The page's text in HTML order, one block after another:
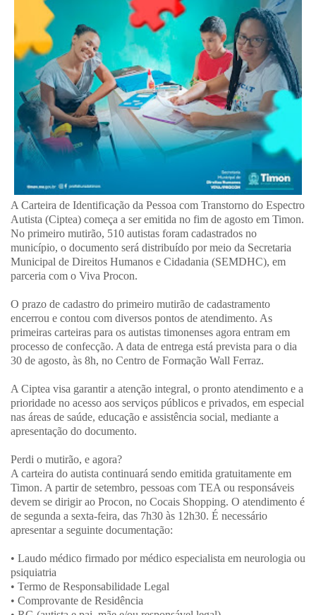
A Carteira de Identificação da Pessoa com Transtorno do Espectro
Autista (Ciptea) começa a ser emitida no fim de agosto em Timon.
No primeiro mutirão, 510 autistas foram cadastrados no
município, o documento será distribuído por meio da Secretaria
Municipal de Direitos Humanos e Cidadania (SEMDHC), em
parceria com o Viva Procon.
O prazo de cadastro do primeiro mutirão de cadastramento
encerrou e contou com diversos pontos de atendimento. As
primeiras carteiras para os autistas timonenses agora entram em
processo de confecção. A data de entrega está prevista para o dia
30 de agosto, às 8h, no Centro de Formação Wall Ferraz.
A Ciptea visa garantir a atenção integral, o pronto atendimento e a
prioridade no acesso aos serviços públicos e privados, em especial
nas áreas de saúde, educação e assistência social, mediante a
apresentação do documento.
Perdi o mutirão, e agora?
A carteira do autista continuará sendo emitida gratuitamente em
Timon. A partir de setembro, pessoas com TEA ou responsáveis
devem se dirigir ao Procon, no Cocais Shopping. O atendimento é
de segunda a sexta-feira, das 7h30 às 12h30. É necessário
apresentar a seguinte documentação:
• Laudo médico firmado por médico especialista em neurologia ou
psiquiatria
• Termo de Responsabilidade Legal
• Comprovante de Residência